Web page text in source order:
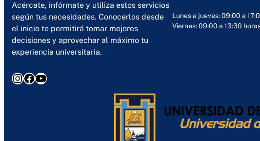
Acércate, infórmate y utiliza estos servicios
según tus necesidades. Conocerlos desde
el inicio te permitirá tomar mejores
decisiones y aprovechar al máximo tu
experiencia universitaria.
InstagramFacebook YouTube
Lunes a jueves: 09:00 a
Viernes: 09:00 a 13:30